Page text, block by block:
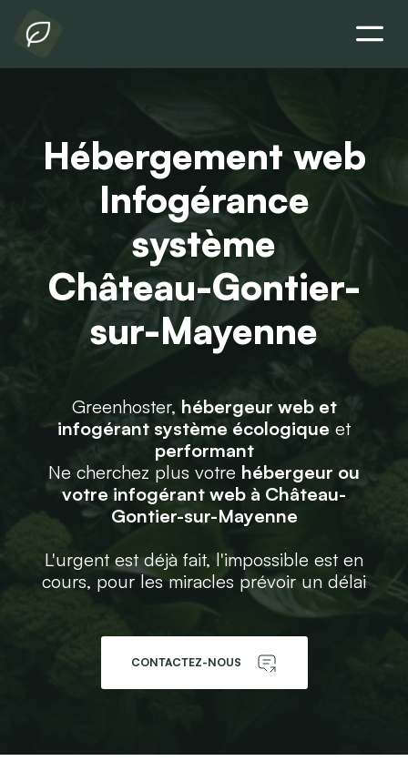
Hébergement web
Infogérance
système
Château-Gontier-
sur-Mayenne
Greenhoster, hébergeur web et
infogérant système écologique et
performant
Ne cherchez plus votre hébergeur ou
votre infogérant web à Château-
Gontier-sur-Mayenne
L'urgent est déjà fait, l'impossible est en
cours, pour les miracles prévoir un délai
CONTACTEZ-NOUS